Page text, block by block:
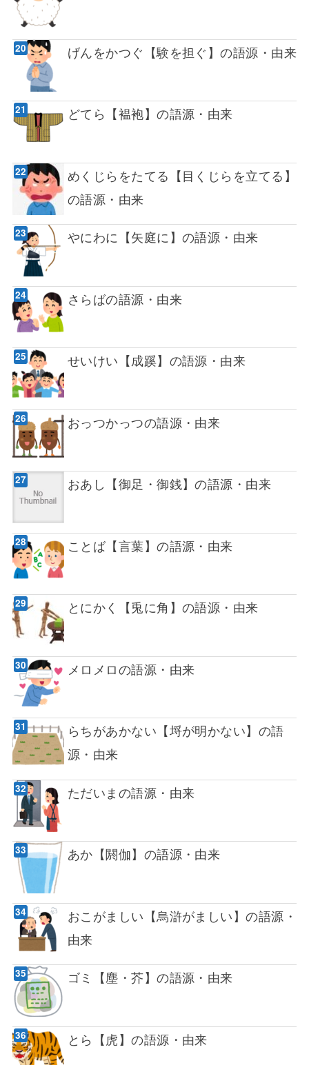
げんをかつぐ【験を担ぐ】の語源・由来
どてら【褞袍】の語源・由来
めくじらをたてる【目くじらを立てる】
の語源・由来
やにわに【矢庭に】の語源・由来
さらばの語源・由来
せいけい【成蹊】の語源・由来
おっつかっつの語源・由来
おあし【御足・御銭】の語源・由来
ことば【言葉】の語源・由来
とにかく【兎に角】の語源・由来
メロメロの語源・由来
らちがあかない【埒が明かない】の語
源・由来
ただいまの語源・由来
あか【閼伽】の語源・由来
おこがましい【烏滸がましい】の語源・
由来
ゴミ【塵・芥】の語源・由来
とら【虎】の語源・由来